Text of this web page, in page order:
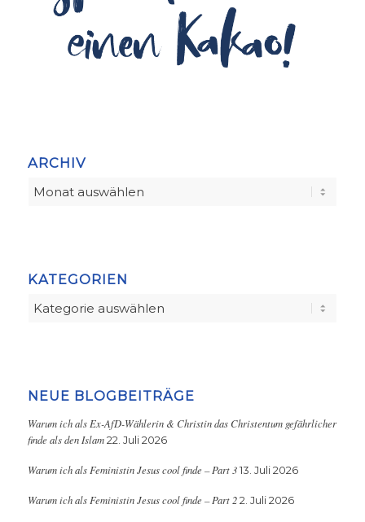
ARCHIV
KATEGORIEN
Kategorien
NEUE BLOGBEITRÄGE
Warum ich als Ex-AfD-Wählerin & Christin das Christentum gefährlicher
finde als den Islam 22. Juli 2026
Warum ich als Feministin Jesus cool finde – Part 3 13. Juli 2026
Warum ich als Feministin Jesus cool finde – Part 2 2. Juli 2026